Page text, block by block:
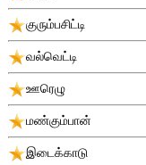
குரும்பசிட்டி
வல்வெட்டி
ஊரெழு
மண்கும்பான்
இடைக்காடு